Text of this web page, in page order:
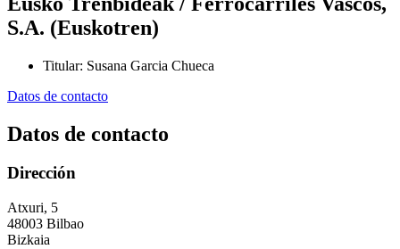
S.A. (Euskotren)
Titular: Susana Garcia Chueca
Datos de contacto
Datos de contacto
Dirección
Atxuri, 5
48003 Bilbao
Bizkaia